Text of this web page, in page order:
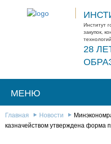
Институт
закупок,
технологий
28
МЕНЮ
Главная Новости
казначейством утверждена форма